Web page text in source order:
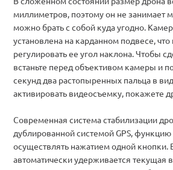
миллиметров, поэтому он не занимает
можно брать с собой куда угодно.
установлена на карданном подвесе,
регулировать ее угол наклона. Чтобы
встаньте перед объективом камеры и
секунд два растопыренных пальца в
активировать видеосъемку, покажете
Современная система стабилизации
дублированной системой GPS,
осуществлять нажатием одной кнопки.
автоматически удерживается текущая